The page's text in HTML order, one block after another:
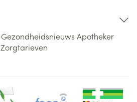
Gezondheidsnieuws Apotheker
Zorgtarieven